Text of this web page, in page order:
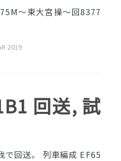
〜東大宮操〜回8377
2019
回送, 試
で回送。 列車編成 EF65